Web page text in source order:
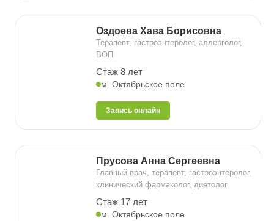
Оздоева Хава Борисовна
Терапевт, гастроэнтеролог, аллерголог,
ВОП
Стаж 8 лет
м. Октябрьское поле
Запись онлайн
Прусова Анна Сергеевна
Главный врач, терапевт, гастроэнтеролог,
клинический фармаколог, диетолог
Стаж 17 лет
м. Октябрьское поле